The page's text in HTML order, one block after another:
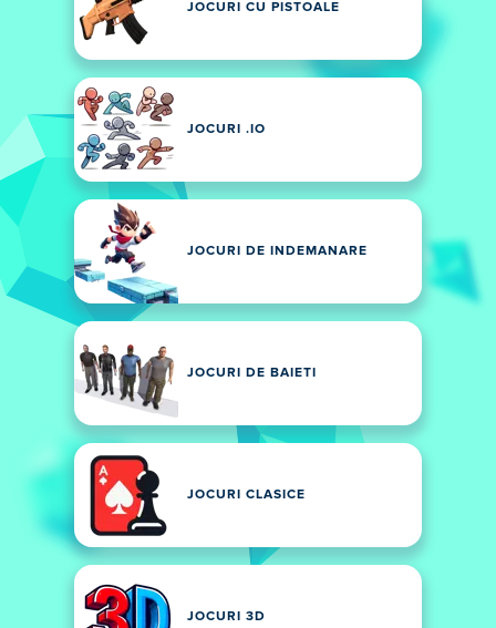
JOCURI CU PISTOALE
JOCURI .IO
JOCURI DE INDEMANARE
JOCURI DE BAIETI
JOCURI CLASICE
JOCURI 3D